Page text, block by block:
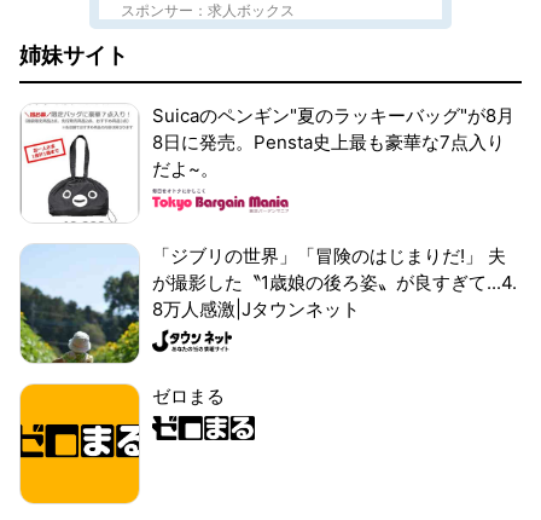
スポンサー：求人ボックス
姉妹サイト
Suicaのペンギン"夏のラッキーバッグ"が8月
8日に発売。Pensta史上最も豪華な7点入り
だよ~。
「ジブリの世界」「冒険のはじまりだ!」 夫
が撮影した〝1歳娘の後ろ姿〟が良すぎて...4.
8万人感激|Jタウンネット
ゼロまる